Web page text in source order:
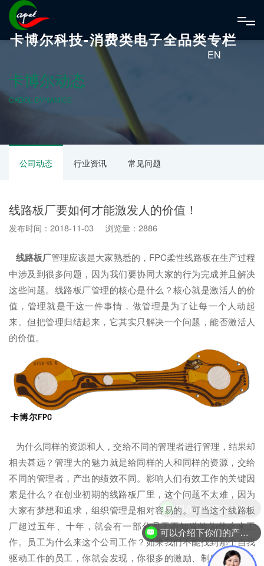
卡博尔科技-消费类电子全品类专栏
EN
卡博尔动态
CABOL DYNAMICS
公司动态 行业资讯 常见问题
线路板厂要如何才能激发人的价值！
发布时间：2018-11-03 浏览量：2886
线路板厂管理应该是大家熟悉的，FPC柔性线路板在生产过程
中涉及到很多问题，因为我们要协同大家的行为完成并且解决
这些问题。线路板厂管理的核心是什么？核心就是激活人的价
值，管理就是干这一件事情，做管理是为了让每一个人动起
来。但把管理归结起来，它其实只解决一个问题，能否激活人
的价值。
为什么同样的资源和人，交给不同的管理者进行管理，结果却
相去甚远？管理大的魅力就是给同样的人和同样的资源，交给
不同的管理者，产出的绩效不同。影响人们有效工作的关键因
素是什么？在创业初期的线路板厂里，这个问题不太难，因为
大家有梦想和追求，组织管理是相对容易的。可当这个线路板
厂超过五年、十年，就会有一部分员工不知道他为什么来工
作。员工为什么来这个公司工作？如果我们不能找到那个自我
驱动工作的员工，你就会发现，你很多的激励、制度，你很多
可以介绍下你们的产品么？
现在有优惠活动么？